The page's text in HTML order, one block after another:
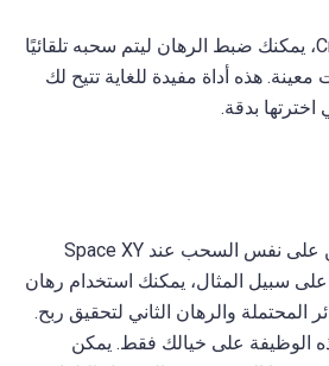
في لعبة Crash Space XY، يمكنك ضبط الرهان ليتم سحبه تلقائيًا
هذه أداة مفيدة للغاية تتيح لك
اخترتها بدقة.
يمكن للاعب وضع رهانين على نفس السحب عند Space XY
سبيل المثال، يمكنك استخدام رهان
المحتملة والرهان الثاني لتحقيق ربح.
الوظيفة على خيالك فقط. يمكن